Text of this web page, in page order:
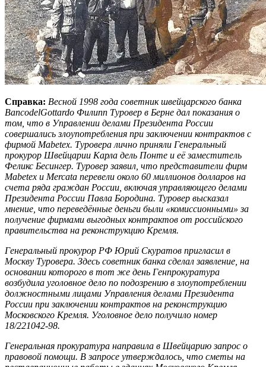
Справка: Весной 1998 года советник швейцарского банка
BancodelGottardo Филипп Туровер в Берне дал показания о
том, что в Управлении делами Президента России
совершались злоупотребления при заключении контрактов с
фирмой Mabetex. Туровера лично приняли Генеральный
прокурор Швейцарии Карла дель Понте и её заместитель
Феликс Бесингер. Туровер заявил, что представители фирм
Mabetex и Mercata перевели около 60 миллионов долларов на
счета ряда граждан России, включая управляющего делами
Президента России Павла Бородина. Туровер высказал
мнение, что переведённые деньги были «комиссионными» за
получение фирмами выгодных контрактов от российского
правительства на реконструкцию Кремля.
Генеральный прокурор РФ Юрий Скуратов пригласил в
Москву Туровера. Здесь советник банка сделал заявление, на
основании которого в тот же день Генпрокуратура
возбудила уголовное дело по подозрению в злоупотреблении
должностными лицами Управления делами Президента
России при заключении контрактов на реконструкцию
Московского Кремля. Уголовное дело получило номер
18/221042-98.
Генеральная прокуратура направила в Швейцарию запрос о
правовой помощи. В запросе утверждалось, что сметы на